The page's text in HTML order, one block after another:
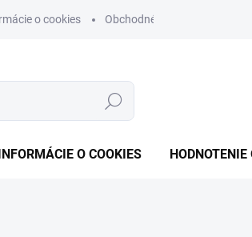
o cookies Obchodné podmienky
Hľadať
O COOKIES HODNOTENIE